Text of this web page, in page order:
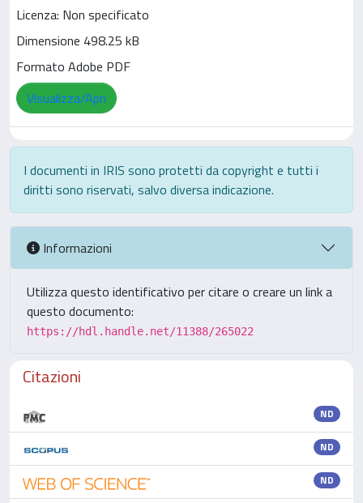
Licenza: Non specificato
Dimensione 498.25 kB
Formato Adobe PDF
Visualizza/Apri
I documenti in IRIS sono protetti da copyright e tutti i
diritti sono riservati, salvo diversa indicazione.
Informazioni
Utilizza questo identificativo per citare o creare un link a
questo documento:
https://hdl.handle.net/11388/265022
Citazioni
ND
ND
ND